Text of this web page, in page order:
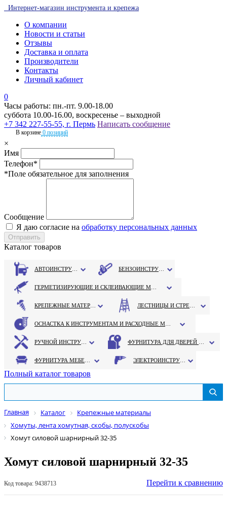
Интернет-магазин инструмента и крепежа
О компании
Новости и статьи
Отзывы
Доставка и оплата
Производители
Контакты
Личный кабинет
0
Часы работы: пн.-пт. 9.00-18.00
суббота 10.00-16.00, воскресенье – выходной
+7 342 227-55-55, г. Пермь Написать сообщение
В корзине 0 позиций
×
Имя
Телефон*
*Поле обязательное для заполнения
Сообщение
Я даю согласие на обработку персональных данных
Каталог товаров
Полный каталог товаров
Главная Каталог
Крепежные материалы
Хомуты, лента хомутная, скобы, полускобы
Хомут силовой шарнирный 32-35
Хомут силовой шарнирный 32-35
Код товара: 9438713 Перейти к сравнению